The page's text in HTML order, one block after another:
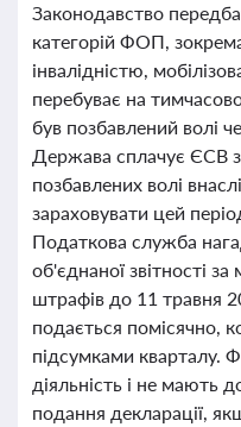
Законодавство
категорій ФОП,
інвалідністю,
перебуває на
був позбавлений волі
Держава сплачує ЄСВ
позбавлених волі
зараховувати цей
Податкова служба
об'єднаної звітності
штрафів до 11 травня
подається помісячно,
підсумками кварталу.
діяльність і не мають
подання декларації,